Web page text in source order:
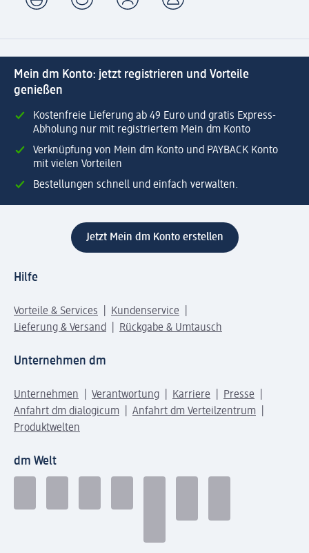
Mein dm Konto: jetzt registrieren und Vorteile
genießen
Kostenfreie Lieferung ab 49 Euro und gratis Express-
Abholung nur mit registriertem Mein dm Konto
Verknüpfung von Mein dm Konto und PAYBACK Konto
mit vielen Vorteilen
Bestellungen schnell und einfach verwalten.
Jetzt Mein dm Konto erstellen
Hilfe
Vorteile & Services
Kundenservice
Lieferung & Versand
Rückgabe & Umtausch
Unternehmen dm
Unternehmen Verantwortung Karriere
Presse
Anfahrt dm dialogicum
Anfahrt dm Verteilzentrum
Produktwelten
dm Welt